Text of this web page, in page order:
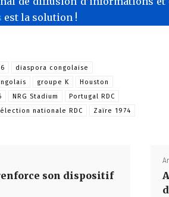
est la solution !
diaspora congolaise
groupe K
Houston
NRG Stadium
Portugal RDC
nationale RDC Zaïre 1974
son dispositif